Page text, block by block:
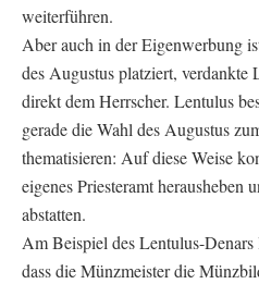
weiterführen.
Aber auch in der Eigenwerbung
des Augustus platziert, verdankte
direkt dem Herrscher. Lentulus
gerade die Wahl des Augustus
thematisieren: Auf diese Weise
eigenes Priesteramt herausheben
abstatten.
Am Beispiel des Lentulus-Denars
dass die Münzmeister die